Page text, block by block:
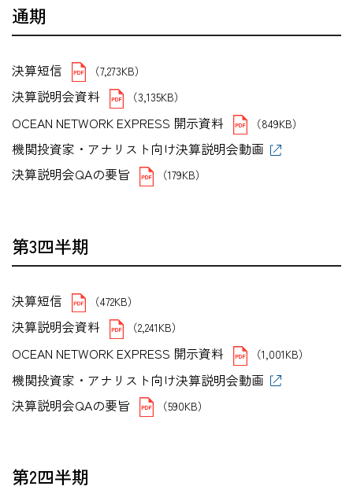
通期
決算短信 （7,273KB）
決算説明会資料 （3,135KB）
OCEAN NETWORK EXPRESS 開示資料 （849KB）
機関投資家・アナリスト向け決算説明会動画
決算説明会QAの要旨
（179KB）
第3四半期
決算短信 （472KB）
決算説明会資料 （2,241KB）
OCEAN NETWORK EXPRESS 開示資料 （1,001KB）
機関投資家・アナリスト向け決算説明会動画
決算説明会QAの要旨
（590KB）
第2四半期